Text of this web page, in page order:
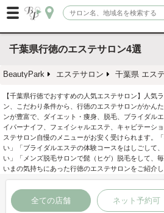
千葉県行徳のエステサロン4選
BeautyPark エステサロン 千葉県 エス
【千葉県行徳でおすすめの人気エステサロン】人気
ン、こだわり条件から、行徳のエステサロンがかん
ンが豊富で、ダイエット・痩身、脱毛、ブライダル
イパーナイフ、フェイシャルエステ、キャビテーシ
ステサロン自慢のメニューがお安く受けられます。
い」「ブライダルエステの体験コースをはしごして
い」「メンズ脱毛サロンで髭（ヒゲ）脱毛をして、
いまの気持ちにあった行徳のエステサロンをご紹介し
全ての店舗 ネット予約可